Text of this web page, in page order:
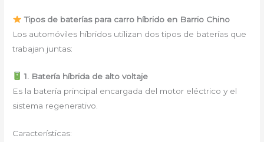
Tipos de baterías para carro híbrido en Barrio Chino
Los automóviles híbridos utilizan dos tipos de baterías que
trabajan juntas:
1. Batería híbrida de alto voltaje
Es la batería principal encargada del motor eléctrico y el
sistema regenerativo.
Características: